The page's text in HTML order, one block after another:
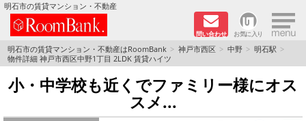
明石市の賃貸マンション・不動産
問い合わせ お気に入り ×
TOPページ
分譲マンションシリーズ
リノベーション物件
明石市の賃貸マンション・不動産はRoomBank 神戸市西区 中野
明石駅
物件詳細 神戸市西区中野1丁目 2LDK 賃貸ハイツ
小・中学校も近くでファミリー様にオス
スメ...